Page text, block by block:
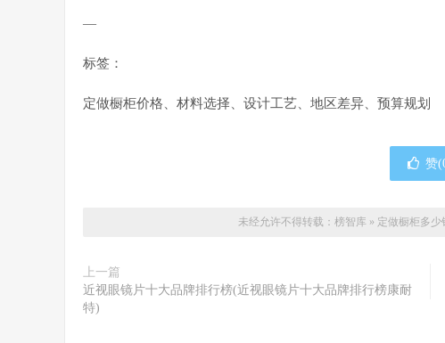
—
标签：
定做橱柜价格、材料选择、设计工艺、地区差异、预算规划
赞(
未经允许不得转载： 榜智库» 定做橱柜多
上一篇
近视眼镜片十大品牌排行榜(近视眼镜片十大品牌排行榜康耐
特)